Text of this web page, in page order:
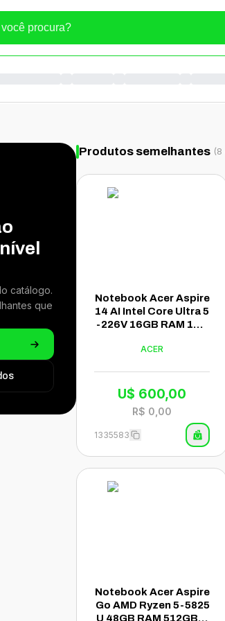
catálogo.
que
Produtos semelhantes (8
Notebook Acer Aspire
14 AI Intel Core Ultra 5
-226V 16GB RAM 1TB
Touch Windows 11 Ing
ACER
U$ 600,00
R$ 0,00
1335583
Notebook Acer Aspire
Go AMD Ryzen 5-5825
U 48GB RAM 512GB S